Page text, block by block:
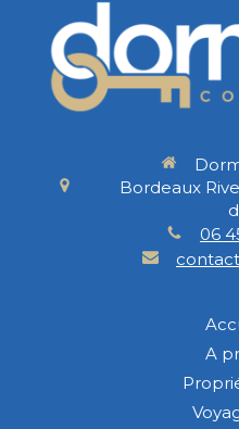
Bordeaux
06
A